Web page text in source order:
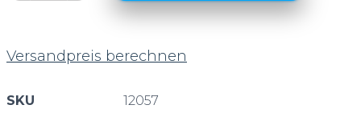
Versandpreis berechnen
SKU 12057